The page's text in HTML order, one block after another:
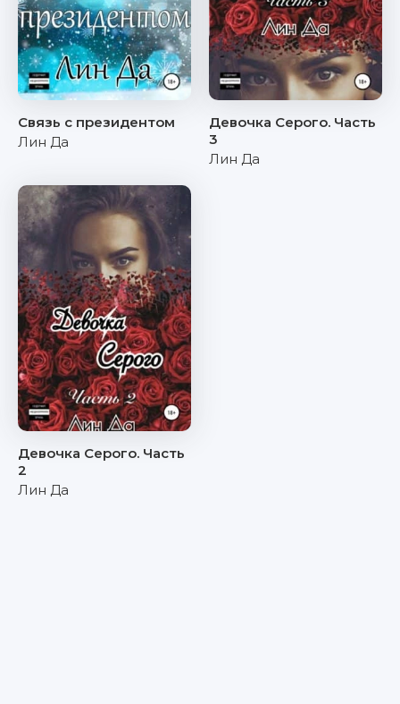
Связь с президентом
Лин Да
Девочка Серого. Часть
3
Лин Да
Девочка Серого. Часть
2
Лин Да